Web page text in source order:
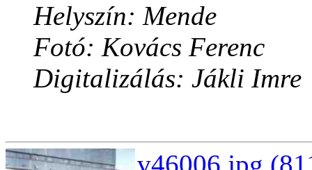
Helyszín: Mende
Fotó: Kovács Ferenc
Digitalizálás: Jákli Imre